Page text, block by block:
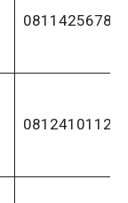
0811425678